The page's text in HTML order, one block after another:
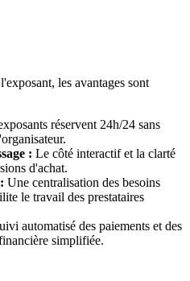
les avantages sont
réservent 24h/24 sans
: Le côté interactif et la clarté
d'achat.
Une centralisation des besoins
le travail des prestataires
automatisé des paiements et des
simplifiée.